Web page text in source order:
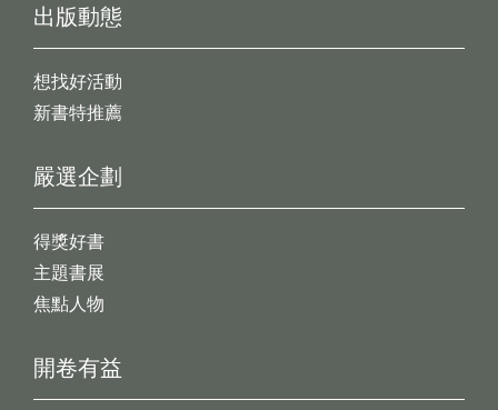
出版動態
想找好活動
新書特推薦
開卷有益
嚴選企劃
得獎好書
主題書展
焦點人物